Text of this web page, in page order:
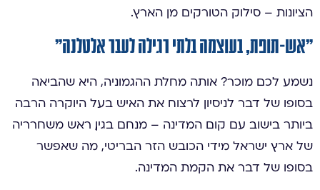
הציונות – סילוק הטורקים מן הארץ.
״אש-תופת, בעוצמה בלתי רגילה לעבר אלטלנה”
נשמע לכם מוכר? אותה מחלת ההגמוניה, היא שהביאה
בסופו של דבר לניסיון לרצוח את האיש בעל היוקרה הרבה
ביותר בישוב עם קום המדינה – מנחם בגין, ראש משחרריה
של ארץ ישראל מידי הכובש הזר הבריטי, מה שאפשר
בסופו של דבר את הקמת המדינה.